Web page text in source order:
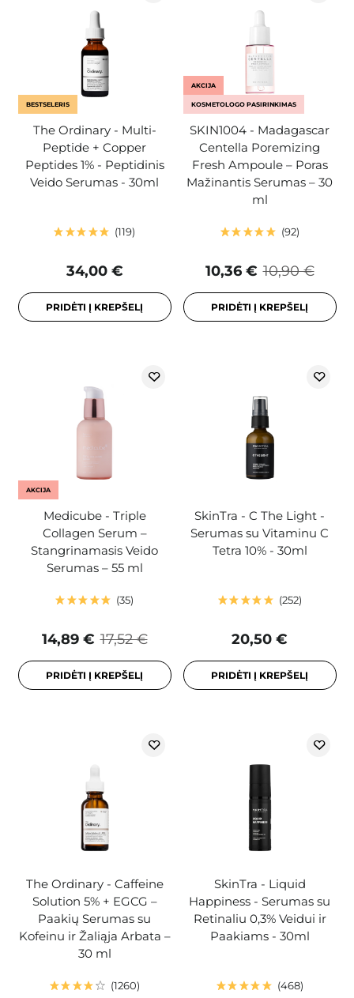
BESTSELERIS
The Ordinary - Multi-
Peptide + Copper
Peptides 1% - Peptidinis
Veido Serumas - 30ml
119
34,00 €
PRIDĖTI Į KREPŠELĮ
AKCIJA
KOSMETOLOGO PASIRINKIMAS
SKIN1004 - Madagascar
Centella Poremizing
Fresh Ampoule – Poras
Mažinantis Serumas – 30
ml
92
10,90 €
10,36 €
PRIDĖTI Į KREPŠELĮ
AKCIJA
Medicube - Triple
Collagen Serum –
Stangrinamasis Veido
Serumas – 55 ml
35
17,52 €
14,89 €
PRIDĖTI Į KREPŠELĮ
SkinTra - C The Light -
Serumas su Vitaminu C
Tetra 10% - 30ml
252
20,50 €
PRIDĖTI Į KREPŠELĮ
The Ordinary - Caffeine
Solution 5% + EGCG –
Paakių Serumas su
Kofeinu ir Žaliąja Arbata –
30 ml
1260
SkinTra - Liquid
Happiness - Serumas su
Retinaliu 0,3% Veidui ir
Paakiams - 30ml
468